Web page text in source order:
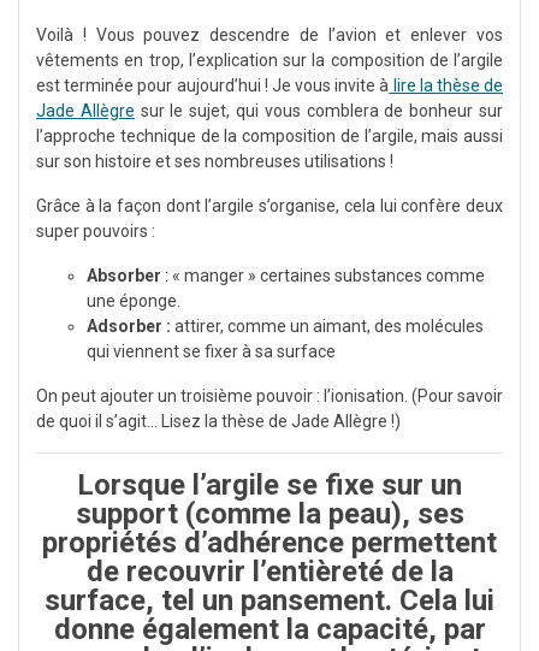
Voilà ! Vous pouvez descendre de l’avion et enlever vos
vêtements en trop, l’explication sur la composition de l’argile
est terminée pour aujourd’hui ! Je vous invite à lire la thèse de
Jade Allègre sur le sujet, qui vous comblera de bonheur sur
l’approche technique de la composition de l’argile, mais aussi
sur son histoire et ses nombreuses utilisations !
Grâce à la façon dont l’argile s’organise, cela lui confère deux
super pouvoirs :
Absorber : « manger » certaines substances comme
une éponge.
Adsorber : attirer, comme un aimant, des molécules
qui viennent se fixer à sa surface
On peut ajouter un troisième pouvoir : l’ionisation. (Pour savoir
de quoi il s’agit… Lisez la thèse de Jade Allègre !)
Lorsque l’argile se fixe sur un
support (comme la peau), ses
propriétés d’adhérence permettent
de recouvrir l’entièreté de la
surface, tel un pansement. Cela lui
donne également la capacité, par